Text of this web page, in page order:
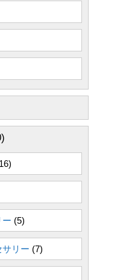
ー (5)
リー (7)